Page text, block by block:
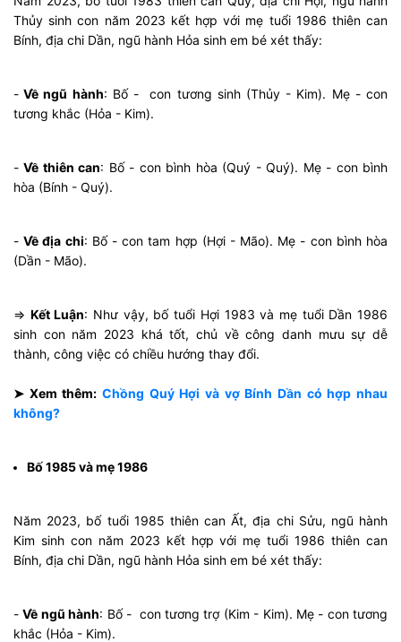
Thủy sinh con năm 2023 kết hợp với mẹ tuổi 1986 thiên can
Bính, địa chi Dần, ngũ hành Hỏa sinh em bé xét thấy:
- Về ngũ hành: Bố - con tương sinh (Thủy - Kim). Mẹ - con
tương khắc (Hỏa - Kim).
-Về thiên can: Bố - con bình hòa (Quý - Quý). Mẹ - con bình
hòa (Bính - Quý).
-Về địa chi: Bố - con tam hợp (Hợi - Mão). Mẹ - con bình hòa
(Dần - Mão).
⇒ Kết Luận: Như vậy, bố tuổi Hợi 1983 và mẹ tuổi Dần 1986
sinh con năm 2023 khá tốt, chủ về công danh mưu sự dễ
thành, công việc có chiều hướng thay đổi.
➤ Xem thêm: Chồng Quý Hợi và vợ Bính Dần có hợp nhau
không?
Bố 1985 và mẹ 1986
Năm 2023, bố tuổi 1985 thiên can Ất, địa chi Sửu, ngũ hành
Kim sinh con năm 2023 kết hợp với mẹ tuổi 1986 thiên can
Bính, địa chi Dần, ngũ hành Hỏa sinh em bé xét thấy:
-Về ngũ hành: Bố - con tương trợ (Kim - Kim). Mẹ - con tương
khắc (Hỏa - Kim).